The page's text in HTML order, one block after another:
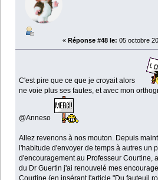
« Réponse #48 le: 05 octobre
C'est pire que ce que je croyait alors
ne voie plus ses fautes, et avec mon
@Anneso
Allez revenons à nos mouton. Depuis
l'habitude d'envoyer de temps à autres un
d'encouragement au Professeur Courtine,
du Dr Guertin j'ai renouvelé mes
Courtine (en insérant l'article "Du fauteuil